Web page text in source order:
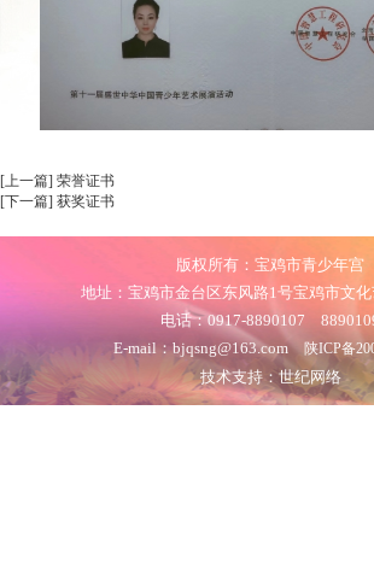
[上一篇] 荣誉证书
[下一篇] 获奖证书
版权所有：宝鸡市青少年宫
地址：宝鸡市金台区东风路1号宝鸡市文
电话：0917-8890107
E-mail：bjqsng@163.com 陕ICP备
技术支持：世纪网络